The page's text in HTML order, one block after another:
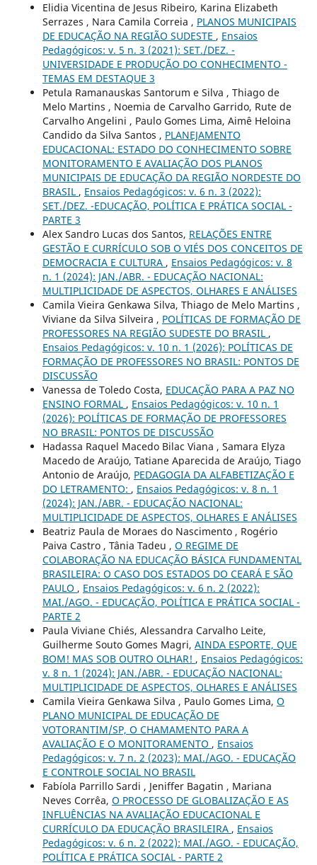
Elidia Vicentina de Jesus Ribeiro, Karina Elizabeth
Serrazes , Nara Camila Correia , PLANOS MUNICIPAIS
DE EDUCAÇÃO NA REGIÃO SUDESTE , Ensaios
Pedagógicos: v. 5 n. 3 (2021): SET./DEZ. -
UNIVERSIDADE E PRODUÇÃO DO CONHECIMENTO -
TEMAS EM DESTAQUE 3
Petula Ramanauskas Santorum e Silva , Thiago de
Melo Martins , Noemia de Carvalho Garrido, Rute de
Carvalho Angelini , Paulo Gomes Lima, Aimê Heloina
Candido da Silva Santos , PLANEJAMENTO
EDUCACIONAL: ESTADO DO CONHECIMENTO SOBRE
MONITORAMENTO E AVALIAÇÃO DOS PLANOS
MUNICIPAIS DE EDUCAÇÃO DA REGIÃO NORDESTE DO
BRASIL , Ensaios Pedagógicos: v. 6 n. 3 (2022):
SET./DEZ. -EDUCAÇÃO, POLÍTICA E PRÁTICA SOCIAL -
PARTE 3
Alex Sandro Lucas dos Santos, RELAÇÕES ENTRE
GESTÃO E CURRÍCULO SOB O VIÉS DOS CONCEITOS DE
DEMOCRACIA E CULTURA , Ensaios Pedagógicos: v. 8
n. 1 (2024): JAN./ABR. - EDUCAÇÃO NACIONAL:
MULTIPLICIDADE DE ASPECTOS, OLHARES E ANÁLISES
Camila Vieira Genkawa Silva, Thiago de Melo Martins ,
Viviane da Silva Silveira , POLÍTICAS DE FORMAÇÃO DE
PROFESSORES NA REGIÃO SUDESTE DO BRASIL ,
Ensaios Pedagógicos: v. 10 n. 1 (2026): POLÍTICAS DE
FORMAÇÃO DE PROFESSORES NO BRASIL: PONTOS DE
DISCUSSÃO
Vanessa de Toledo Costa, EDUCAÇÃO PARA A PAZ NO
ENSINO FORMAL , Ensaios Pedagógicos: v. 10 n. 1
(2026): POLÍTICAS DE FORMAÇÃO DE PROFESSORES
NO BRASIL: PONTOS DE DISCUSSÃO
Hadassa Raquel Macedo Bilac Viana , Samara Elyza
Macedo de Araújo, Tatiane Aparecida de Araújo, Tiago
Antonio de Araújo, PEDAGOGIA DA ALFABETIZAÇÃO E
DO LETRAMENTO: , Ensaios Pedagógicos: v. 8 n. 1
(2024): JAN./ABR. - EDUCAÇÃO NACIONAL:
MULTIPLICIDADE DE ASPECTOS, OLHARES E ANÁLISES
Beatriz Paula de Moraes do Nascimento , Rogério
Paiva Castro , Tânia Tadeu , O REGIME DE
COLABORAÇÃO NA EDUCAÇÃO BÁSICA FUNDAMENTAL
BRASILEIRA: O CASO DOS ESTADOS DO CEARÁ E SÃO
PAULO , Ensaios Pedagógicos: v. 6 n. 2 (2022):
MAI./AGO. - EDUCAÇÃO, POLÍTICA E PRÁTICA SOCIAL -
PARTE 2
Paula Viviane Chiés, Alessandra Carvalho Leite,
Guilherme Souto Gomes Magri, AINDA ESPORTE, QUE
BOM! MAS SOB OUTRO OLHAR! , Ensaios Pedagógicos:
v. 8 n. 1 (2024): JAN./ABR. - EDUCAÇÃO NACIONAL:
MULTIPLICIDADE DE ASPECTOS, OLHARES E ANÁLISES
Camila Vieira Genkawa Silva , Paulo Gomes Lima, O
PLANO MUNICIPAL DE EDUCAÇÃO DE
VOTORANTIM/SP, O CHAMAMENTO PARA A
AVALIAÇÃO E O MONITORAMENTO , Ensaios
Pedagógicos: v. 7 n. 2 (2023): MAI./AGO. - EDUCAÇÃO
E CONTROLE SOCIAL NO BRASIL
Fabíola Parrillo Sardi , Jeniffer Bagatin , Mariana
Neves Corrêa, O PROCESSO DE GLOBALIZAÇÃO E AS
INFLUÊNCIAS NA AVALIAÇÃO EDUCACIONAL E
CURRÍCULO DA EDUCAÇÃO BRASILEIRA , Ensaios
Pedagógicos: v. 6 n. 2 (2022): MAI./AGO. - EDUCAÇÃO,
POLÍTICA E PRÁTICA SOCIAL - PARTE 2